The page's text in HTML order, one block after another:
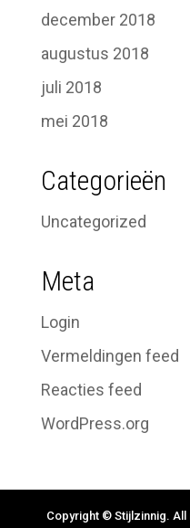
december 2018
augustus 2018
juli 2018
mei 2018
Categorieën
Uncategorized
Meta
Login
Vermeldingen feed
Reacties feed
WordPress.org
Copyright © Stijlzinnig.